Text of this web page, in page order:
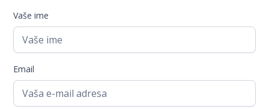
Vaše ime
Email